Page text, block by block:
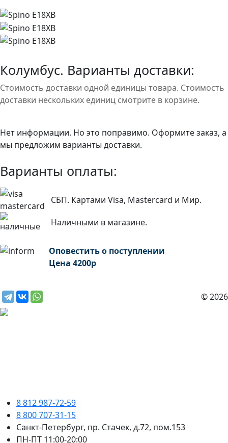
Колумбус. Варианты доставки:
Стоимость доставки одной единицы товара. Стоимость
доставки нескольких единиц смотрите в корзине.
Нет информации. Но это поправимо. Оформите заказ, а
мы предложим варианты доставки.
Варианты оплаты:
СБП. Картами Visa, Mastercard и Мир.
Наличными в магазине.
Оповестить о поступлении
Цена 4200р
© 2026
8 812 987-72-59
8 800 707-31-15
Санкт-Петербург, пр. Стачек, д.72, пом.153
ПН-ПТ 11:00-20:00